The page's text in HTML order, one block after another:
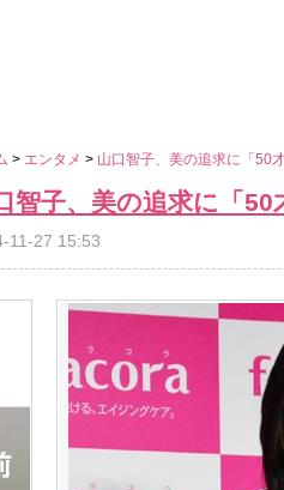
> エンタメ > 山口智子、美の追求に「50
智子、美の追求に「
11-27 15:53